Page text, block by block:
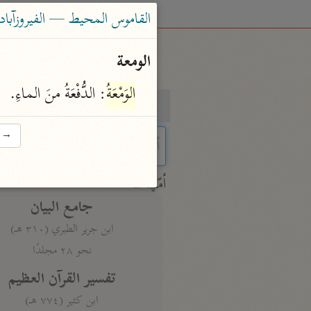
بحث تفسير
characters for results.
أمّهات
جامع البيان
ابن جرير الطبري (٣١٠ هـ)
نحو ٢٨ مجلدًا
تفسير القرآن العظيم
ابن كثير (٧٧٤ هـ)
القاموس المحيط — الفيروزآبادى
الومعة
الوَمْعَةُ: الدُّفْعَةُ منَ الماءِ.